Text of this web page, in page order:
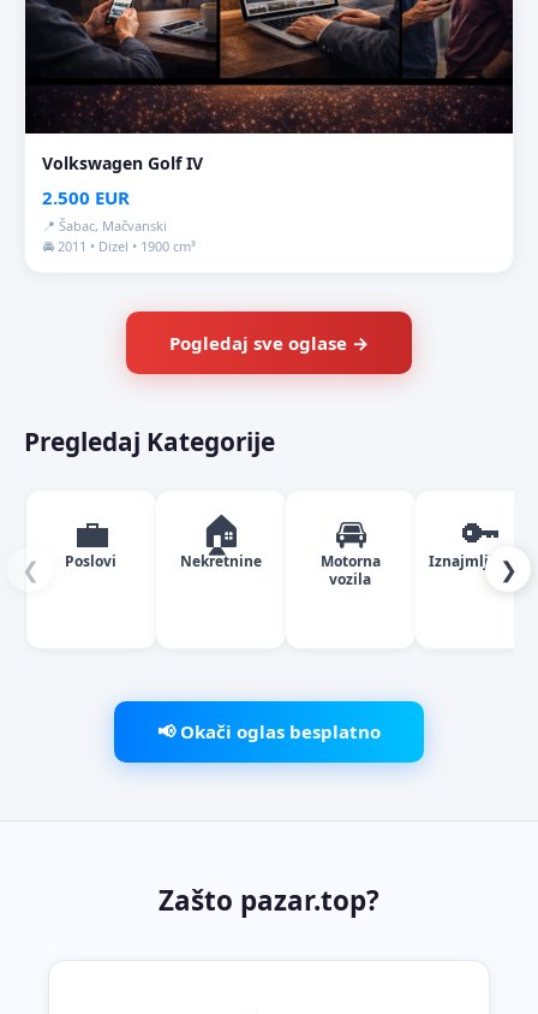
Volkswagen Golf IV
2.500 EUR
📍 Šabac, Mačvanski
🚘 2011 • Dizel • 1900 cm³
Pogledaj sve oglase →
Pregledaj Kategorije
❮
💼
Poslovi
🏠
Nekretnine
🚘
Motorna
vozila
🔑
Iznajmljivanje
❯
📢 Okači oglas besplatno
Zašto pazar.top?